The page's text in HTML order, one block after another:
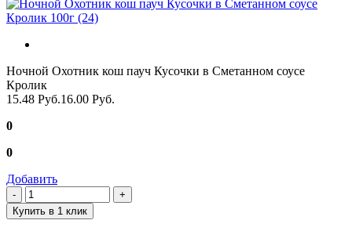
Ночной Охотник кош пауч Кусочки в Сметанном соусе
Кролик
15.48 Руб.16.00 Руб.
0
0
Добавить
Купить в 1 клик